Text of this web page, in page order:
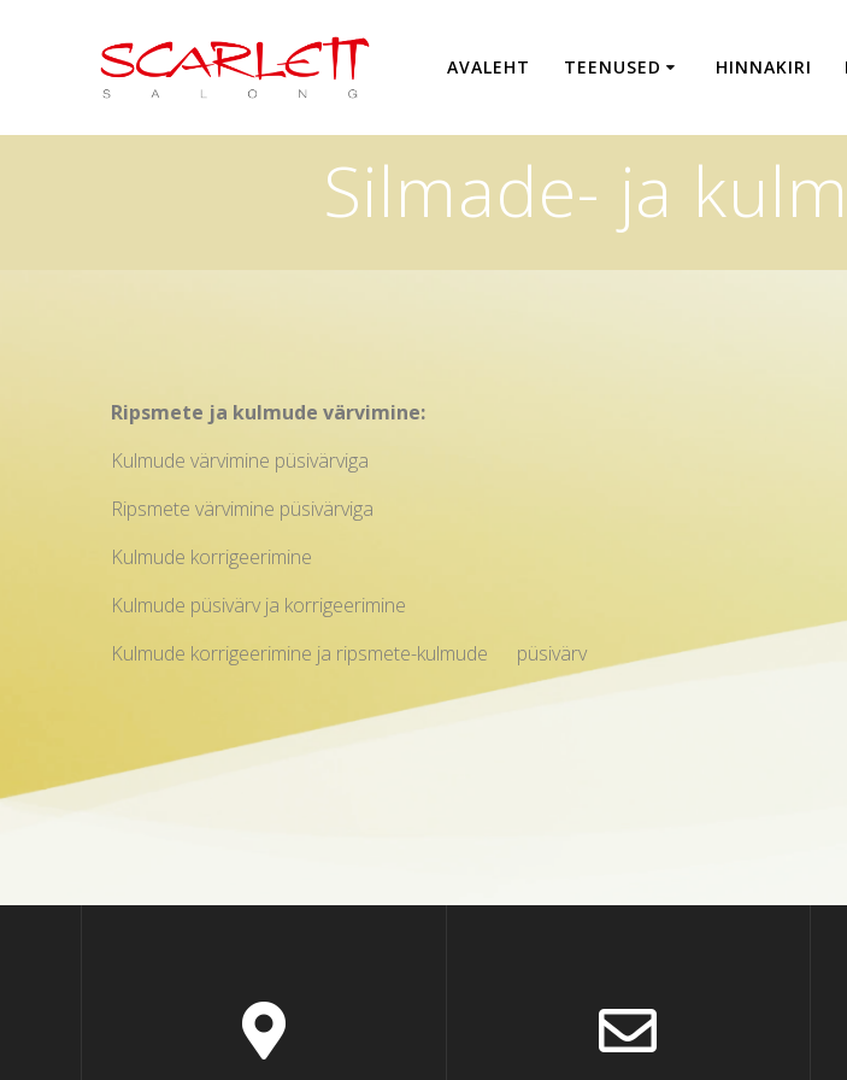
AVALEHT TEENUSED HINNAKIRI
Silmade- ja
Ripsmete ja kulmude värvimine:
Kulmude värvimine püsivärviga
Ripsmete värvimine püsivärviga
Kulmude korrigeerimine
Kulmude püsivärv ja korrigeerimine
Kulmude korrigeerimine ja ripsmete-kulmude püsivärv